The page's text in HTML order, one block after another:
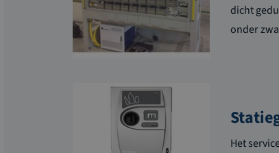
dicht
onder
Het